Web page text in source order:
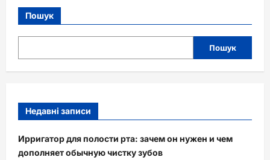
Пошук
Пошук
Недавні записи
Ирригатор для полости рта: зачем он нужен и чем
дополняет обычную чистку зубов